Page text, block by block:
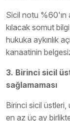
Sicil notu %60'ın
kılacak somut
hukuka aykırılık
kanaatinin
3. Birinci sicil
sağlamaması
Birinci sicil
en az üç ay